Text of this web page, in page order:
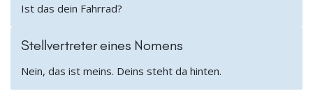
Ist das dein Fahrrad?
Stellvertreter eines Nomens
Nein, das ist meins. Deins steht da hinten.